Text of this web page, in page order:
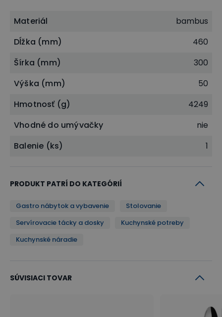
Materiál
bambus
Dĺžka (mm)
460
Šírka (mm)
300
Výška (mm)
50
Hmotnosť (g)
4249
Vhodné do umývačky
nie
Balenie (ks)
1
PRODUKT PATRÍ DO KATEGÓRIÍ
Gastro nábytok a vybavenie
Stolovanie
Servírovacie tácky a dosky
Kuchynské potreby
Kuchynské náradie
SÚVISIACI TOVAR